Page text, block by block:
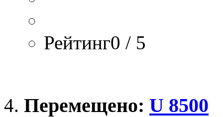
Рейтинг0 / 5
Перемещено: U 8500